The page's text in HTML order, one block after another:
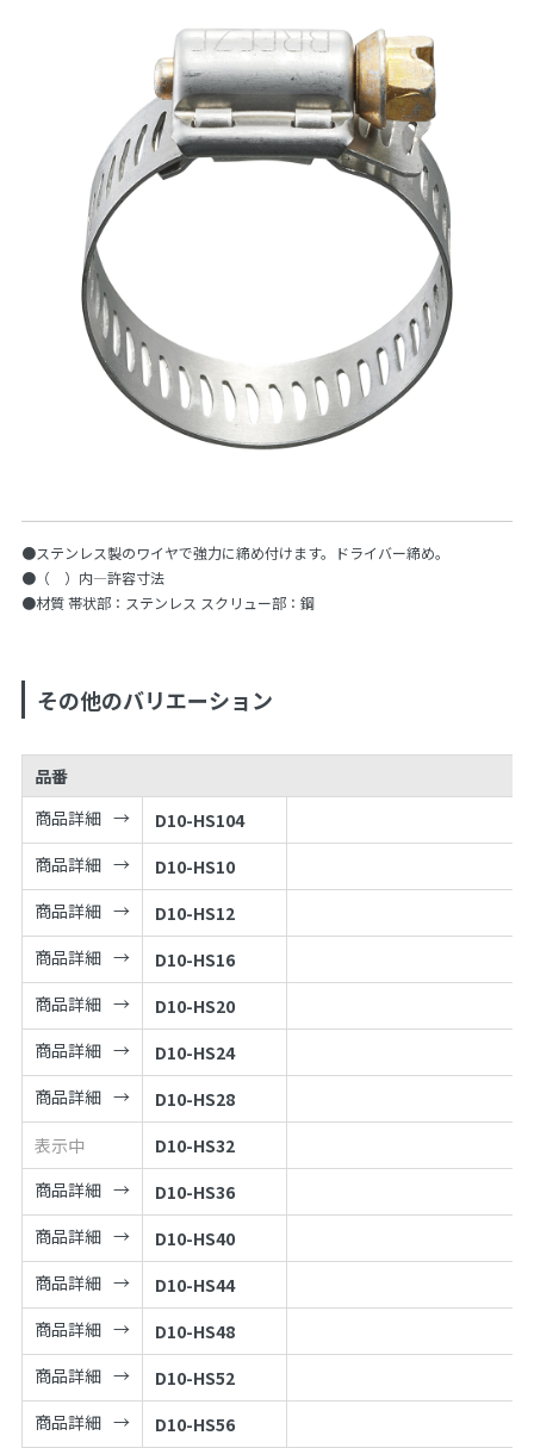
●ステンレス製のワイヤで強力に締め付けます。ドライバー締め。
●（ ）内—許容寸法
●材質 帯状部：ステンレス スクリュー部：鋼
その他のバリエーション
品番
商品詳細
D10-HS104
商品詳細
D10-HS10
商品詳細
D10-HS12
商品詳細
D10-HS16
商品詳細
D10-HS20
商品詳細
D10-HS24
商品詳細
D10-HS28
表示中
D10-HS32
商品詳細
D10-HS36
商品詳細
D10-HS40
商品詳細
D10-HS44
商品詳細
D10-HS48
商品詳細
D10-HS52
商品詳細
D10-HS56